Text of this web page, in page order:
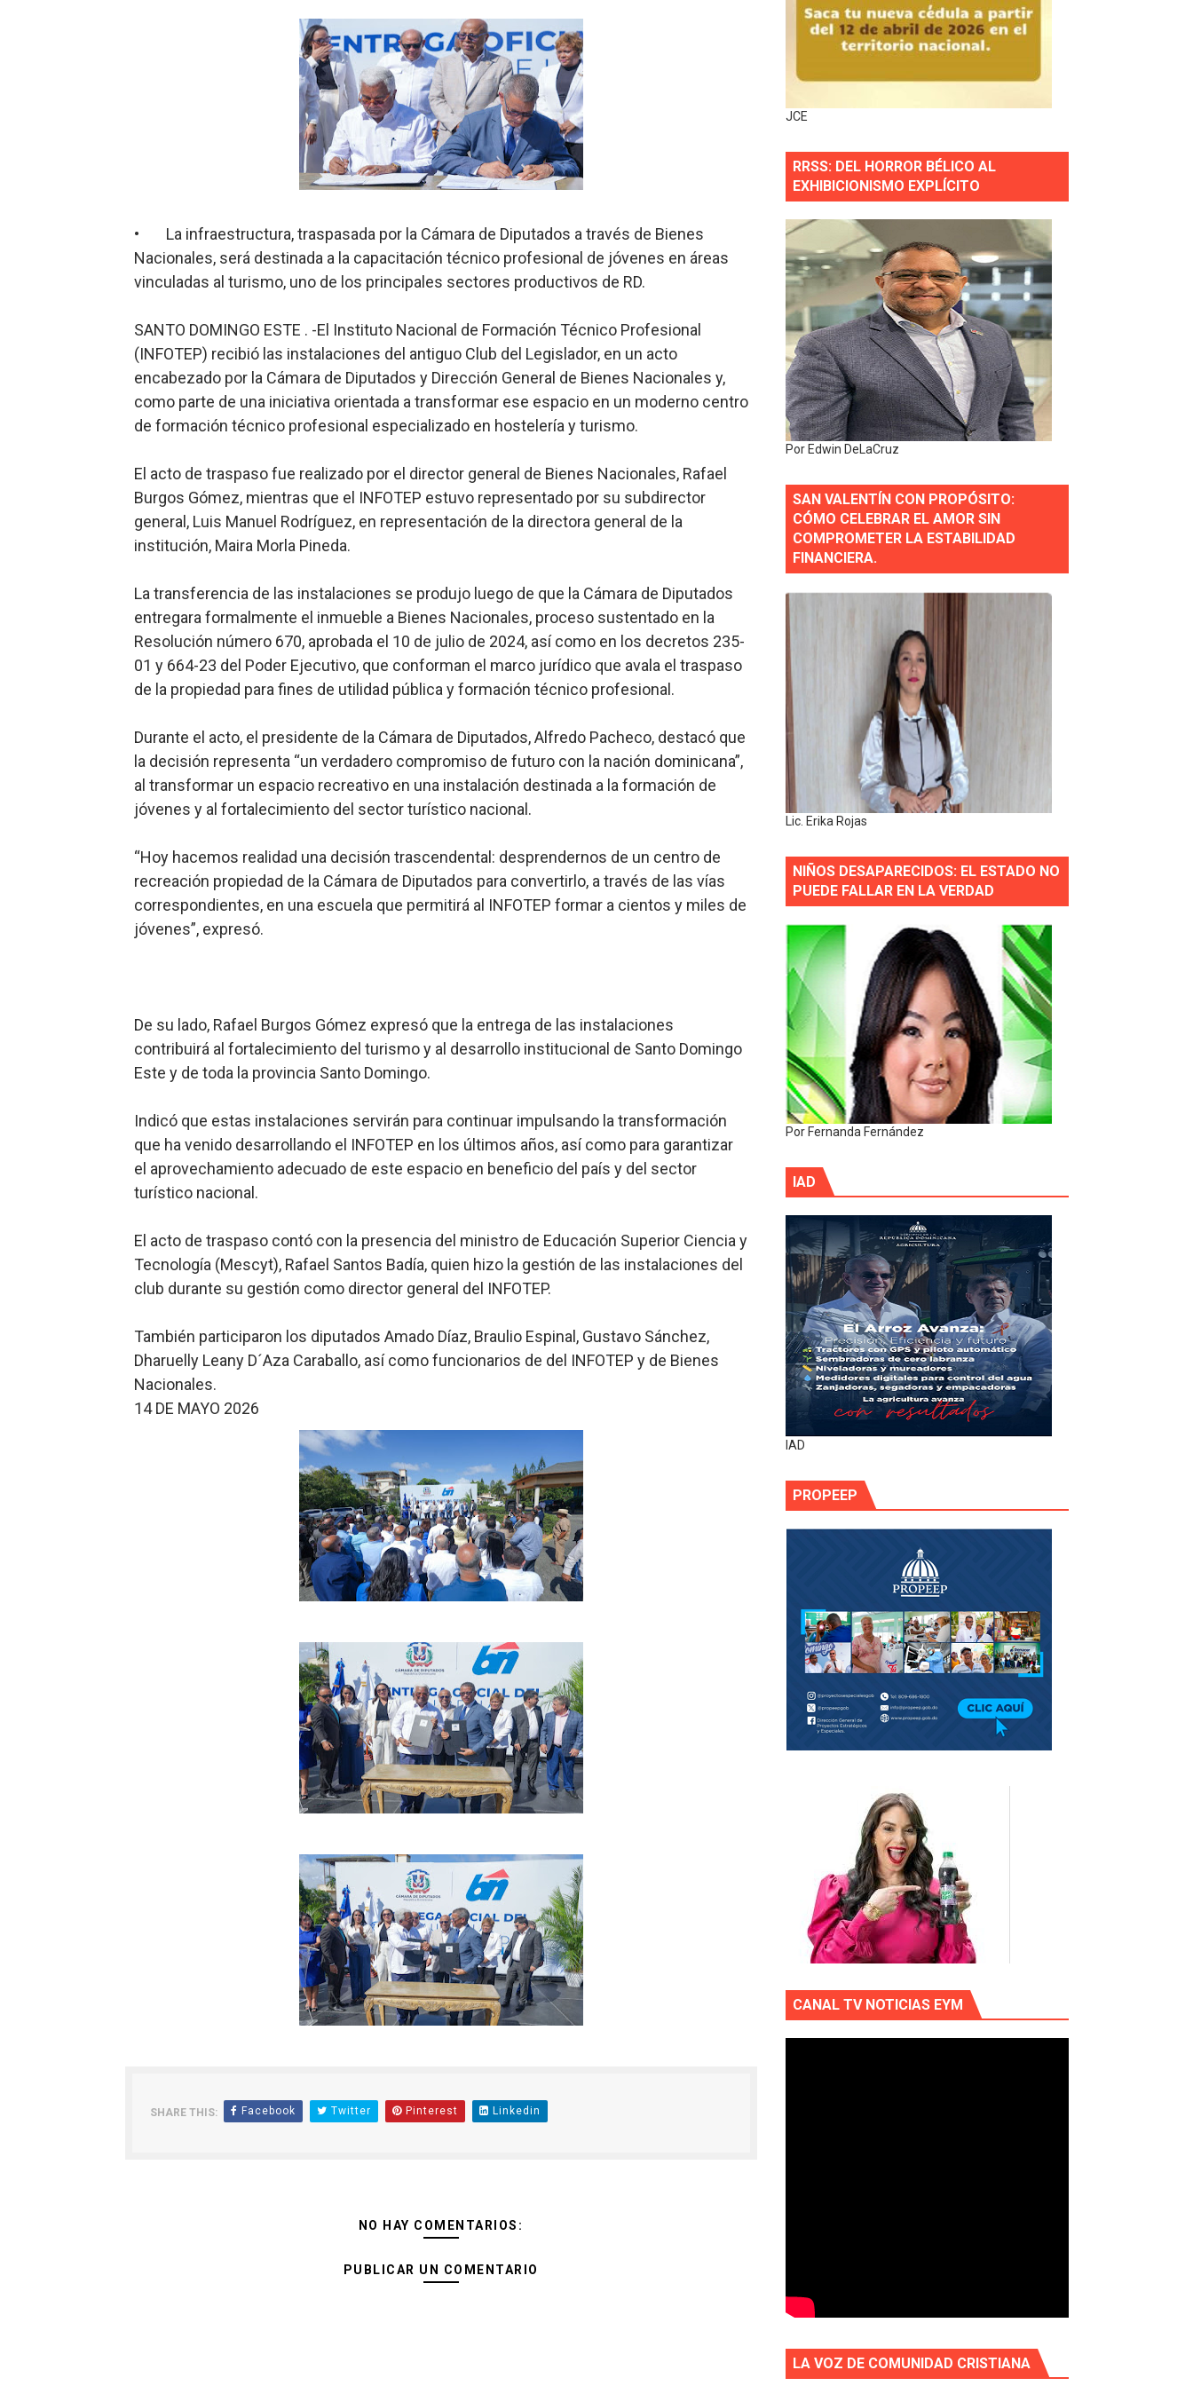
Roberto Ángel Salcedo anuncia festival cultural para la región Este
Respuesta oportuna de Propeep permite a familia de La Cuaba recuperar su hogar tras incendio
Juramentan a Angelina Biviana Riveiro como nueva vicepresidenta ejecutiva de Fiduciaria Reservas.
DIGEIG y Liga Municipal Dominicana impulsan metas de transparencia
Tribunal Superior Administrativo anula permisos urbanísticos del proyecto Everest Tower en Piantini
JCE flexibiliza renovación de cédula: adiós al orden por mes de nacimiento en municipios pequeños
Restaurante Amigos es reconocido por sus cuatro décadas de excelencia en el sector gastronómico
SNS y el SRSO actualizan Manual de Comunicación Interna y Externa para fortalecer gestión comunicacional en salud
Osiris de León responde a Roberto Tineo y a Yeisy por sus críticas destempladas sobre Presa de Guaiguí: "Es ignorancia supina"
DGPCF: 55 años sembrando desarrollo y fortaleciendo la frontera dominicana
-Propeep y Gestión Presidencial encabezan entrega compensación a comerciantes impactados por la obra vial, en cumplimiento de un
Ministerio de Defensa siembra esperanza y protege el agua mediante Jornada de Reforestación en Manabao
Bienes Nacionales recauda más de RD 57 millones en segunda subasta pública del año
•
La infraestructura, traspasada por la Cámara de Diputados a través de Bienes
Nacionales, será destinada a la capacitación técnico profesional de jóvenes en áreas
vinculadas al turismo, uno de los principales sectores productivos de RD.
SANTO DOMINGO ESTE . -El Instituto Nacional de Formación Técnico Profesional
(INFOTEP) recibió las instalaciones del antiguo Club del Legislador, en un acto
encabezado por la Cámara de Diputados y Dirección General de Bienes Nacionales y,
como parte de una iniciativa orientada a transformar ese espacio en un moderno centro
de formación técnico profesional especializado en hostelería y turismo.
El acto de traspaso fue realizado por el director general de Bienes Nacionales, Rafael
Burgos Gómez, mientras que el INFOTEP estuvo representado por su subdirector
general, Luis Manuel Rodríguez, en representación de la directora general de la
institución, Maira Morla Pineda.
La transferencia de las instalaciones se produjo luego de que la Cámara de Diputados
entregara formalmente el inmueble a Bienes Nacionales, proceso sustentado en la
Resolución número 670, aprobada el 10 de julio de 2024, así como en los decretos 235-
01 y 664-23 del Poder Ejecutivo, que conforman el marco jurídico que avala el traspaso
de la propiedad para fines de utilidad pública y formación técnico profesional.
Durante el acto, el presidente de la Cámara de Diputados, Alfredo Pacheco, destacó que
la decisión representa “un verdadero compromiso de futuro con la nación dominicana”,
al transformar un espacio recreativo en una instalación destinada a la formación de
jóvenes y al fortalecimiento del sector turístico nacional.
“Hoy hacemos realidad una decisión trascendental: desprendernos de un centro de
recreación propiedad de la Cámara de Diputados para convertirlo, a través de las vías
correspondientes, en una escuela que permitirá al INFOTEP formar a cientos y miles de
jóvenes”, expresó.
De su lado, Rafael Burgos Gómez expresó que la entrega de las instalaciones
contribuirá al fortalecimiento del turismo y al desarrollo institucional de Santo Domingo
Este y de toda la provincia Santo Domingo.
Indicó que estas instalaciones servirán para continuar impulsando la transformación
que ha venido desarrollando el INFOTEP en los últimos años, así como para garantizar
el aprovechamiento adecuado de este espacio en beneficio del país y del sector
turístico nacional.
El acto de traspaso contó con la presencia del ministro de Educación Superior Ciencia y
Tecnología (Mescyt), Rafael Santos Badía, quien hizo la gestión de las instalaciones del
club durante su gestión como director general del INFOTEP.
También participaron los diputados Amado Díaz, Braulio Espinal, Gustavo Sánchez,
Dharuelly Leany D´Aza Caraballo, así como funcionarios de del INFOTEP y de Bienes
Nacionales.
14 DE MAYO 2026
SHARE THIS: Facebook Twitter Pinterest Linkedin
NO HAY COMENTARIOS:
PUBLICAR UN COMENTARIO
JCE
RRSS: DEL HORROR BÉLICO AL
EXHIBICIONISMO EXPLÍCITO
Por Edwin DeLaCruz
SAN VALENTÍN CON PROPÓSITO:
CÓMO CELEBRAR EL AMOR SIN
COMPROMETER LA ESTABILIDAD
FINANCIERA.
Lic. Erika Rojas
NIÑOS DESAPARECIDOS: EL ESTADO NO
PUEDE FALLAR EN LA VERDAD
Por Fernanda Fernández
IAD
IAD
PROPEEP
CANAL TV NOTICIAS EYM
LA VOZ DE COMUNIDAD CRISTIANA